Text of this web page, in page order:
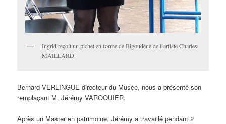
Ingrid reçoit un pichet en forme de Bigoudène de l’artiste Charles
MAILLARD.
Bernard VERLINGUE directeur du Musée, nous a présenté son
remplaçant M. Jérémy VAROQUIER.
Après un Master en patrimoine, Jérémy a travaillé pendant 2